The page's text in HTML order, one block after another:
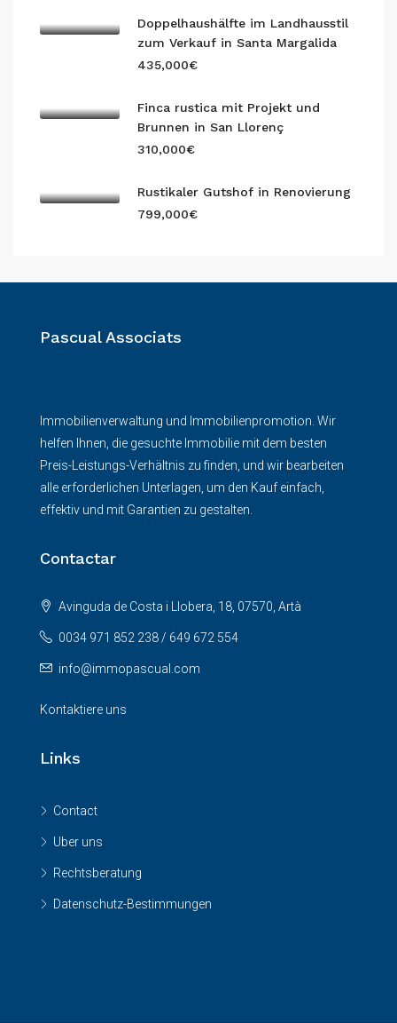
Doppelhaushälfte im Landhausstil
zum Verkauf in Santa Margalida
435,000€
Finca rustica mit Projekt und
Brunnen in San Llorenç
310,000€
Rustikaler Gutshof in Renovierung
799,000€
Pascual Associats
Immobilienverwaltung und Immobilienpromotion. Wir
helfen Ihnen, die gesuchte Immobilie mit dem besten
Preis-Leistungs-Verhältnis zu finden, und wir bearbeiten
alle erforderlichen Unterlagen, um den Kauf einfach,
effektiv und mit Garantien zu gestalten.
Contactar
Avinguda de Costa i Llobera, 18, 07570, Artà
0034 971 852 238 / 649 672 554
info@immopascual.com
Kontaktiere uns
Links
Contact
Uber uns
Rechtsberatung
Datenschutz-Bestimmungen